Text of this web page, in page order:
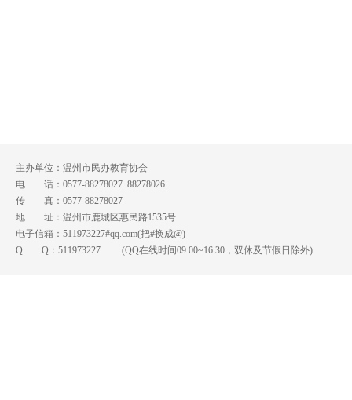
主办单位：温州市民办教育协会
电 话：0577-88278027 88278026
传 真：0577-88278027
地 址：温州市鹿城区惠民路1535号
电子信箱：511973227#qq.com(把#换成@)
Q Q： 511973227 (QQ在线时间09:00~16:30，双休及节假日除外)